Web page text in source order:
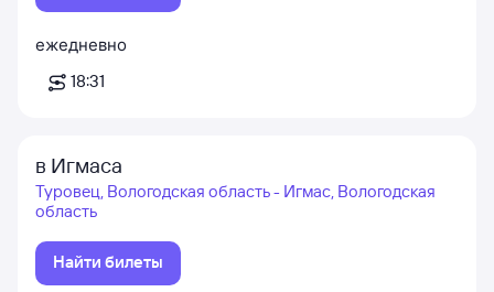
ежедневно
18:31
в Игмаса
Туровец, Вологодская область - Игмас, Вологодская
область
Найти билеты